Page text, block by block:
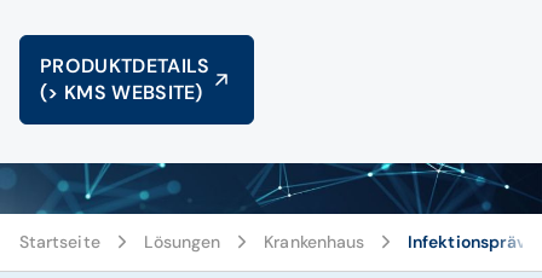
your123
PRODUKTDETAILS
(> KMS WEBSITE)
Startseite Lösungen Krankenhaus